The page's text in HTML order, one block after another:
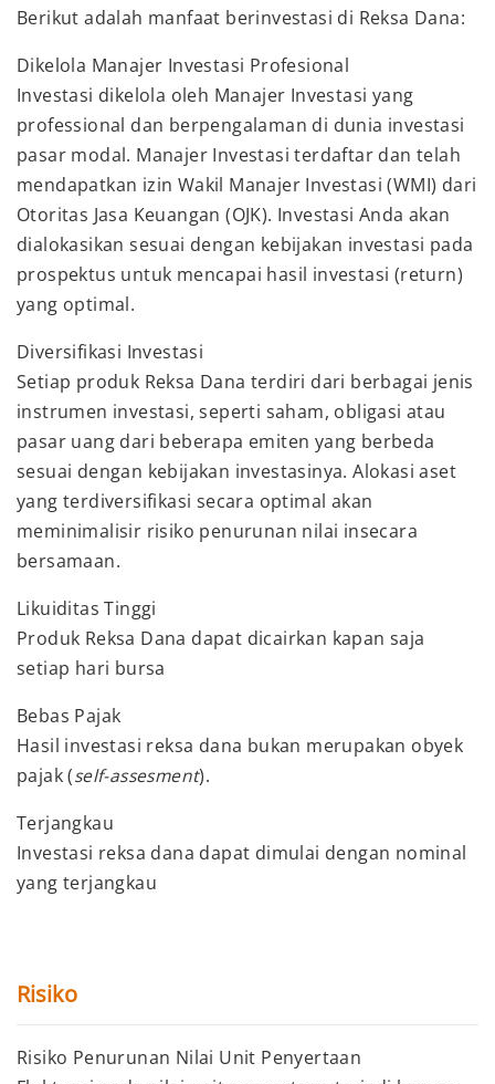
Berikut adalah manfaat berinvestasi di Reksa Dana:
Dikelola Manajer Investasi Profesional
Investasi dikelola oleh Manajer Investasi yang
professional dan berpengalaman di dunia investasi
pasar modal. Manajer Investasi terdaftar dan telah
mendapatkan izin Wakil Manajer Investasi (WMI) dari
Otoritas Jasa Keuangan (OJK). Investasi Anda akan
dialokasikan sesuai dengan kebijakan investasi pada
prospektus untuk mencapai hasil investasi (return)
yang optimal.
Diversifikasi Investasi
Setiap produk Reksa Dana terdiri dari berbagai jenis
instrumen investasi, seperti saham, obligasi atau
pasar uang dari beberapa emiten yang berbeda
sesuai dengan kebijakan investasinya. Alokasi aset
yang terdiversifikasi secara optimal akan
meminimalisir risiko penurunan nilai insecara
bersamaan.
Likuiditas Tinggi
Produk Reksa Dana dapat dicairkan kapan saja
setiap hari bursa
Bebas Pajak
Hasil investasi reksa dana bukan merupakan obyek
pajak (self-assesment).
Terjangkau
Investasi reksa dana dapat dimulai dengan nominal
yang terjangkau
Risiko
Risiko Penurunan Nilai Unit Penyertaan